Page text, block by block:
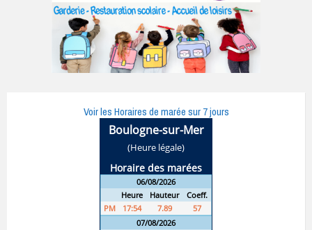
Voir les Horaires de marée sur 7 jours